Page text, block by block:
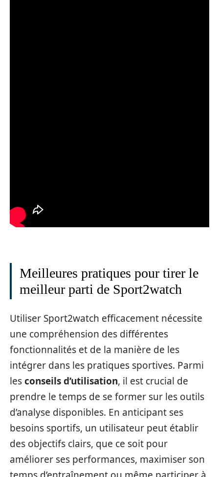
Meilleures pratiques pour tirer le
meilleur parti de Sport2watch
Utiliser Sport2watch efficacement nécessite
une compréhension des différentes
fonctionnalités et de la manière de les
intégrer dans les pratiques sportives. Parmi
lesconseils d’utilisation, il est crucial de
prendre le temps de se former sur les outils
d’analyse disponibles. En anticipant ses
besoins sportifs, un utilisateur peut établir
des objectifs clairs, que ce soit pour
améliorer ses performances, maximiser son